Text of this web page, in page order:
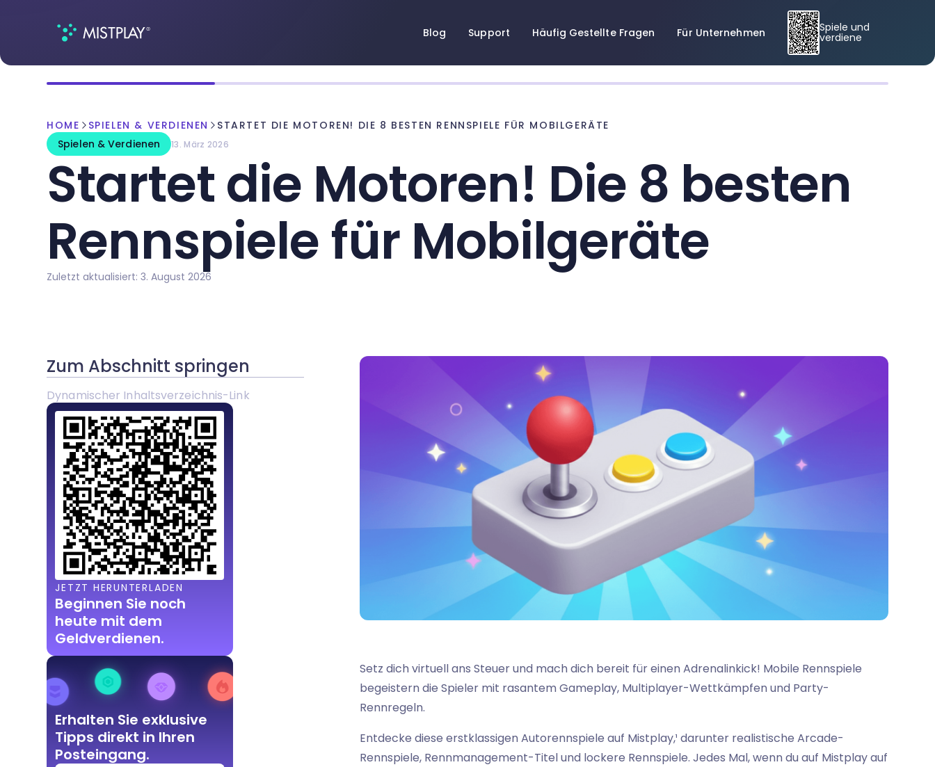
Blog Support Häufig Gestellte Fragen Für Unternehmen Spiele und
verdiene
HOME SPIELEN & VERDIENEN
STARTET DIE MOTOREN! DIE 8 BESTEN RENNSPIELE FÜR MOBILGERÄTE
Spielen & Verdienen
13. März 2026
Startet die Motoren! Die 8 besten
Rennspiele für Mobilgeräte
Zuletzt aktualisiert: 3. August 2026
Zum Abschnitt springen
Dynamischer Inhaltsverzeichnis-Link
JETZT HERUNTERLADEN
Beginnen Sie noch
heute mit dem
Geldverdienen.
Erhalten Sie exklusive
Tipps direkt in Ihren
Posteingang.
Setz dich virtuell ans Steuer und mach dich bereit für einen Adrenalinkick! Mobile Rennspiele
begeistern die Spieler mit rasantem Gameplay, Multiplayer-Wettkämpfen und Party-
Rennregeln.
Entdecke diese erstklassigen Autorennspiele auf Mistplay,¹ darunter realistische Arcade-
Rennspiele, Rennmanagement-Titel und lockere Rennspiele. Jedes Mal, wenn du auf Mistplay auf